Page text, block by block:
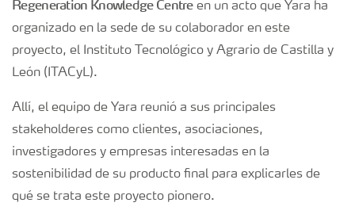
Regeneration Knowledge Centreen un acto que Yara ha
organizado en la sede de su colaborador en este
proyecto, el Instituto Tecnológico y Agrario de Castilla y
León (ITACyL).
Allí, el equipo de Yara reunió a sus principales
stakeholderes como clientes, asociaciones,
investigadores y empresas interesadas en la
sostenibilidad de su producto final para explicarles de
qué se trata este proyecto pionero.